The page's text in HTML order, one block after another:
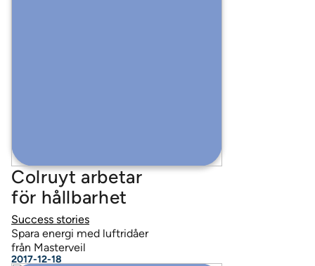
Colruyt arbetar
för hållbarhet
Success stories
Spara energi med luftridåer
från Masterveil
2017-12-18